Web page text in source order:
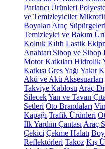
Parlatıcı Ürünleri
ve Temizleyiciler
Boyaları Araç Süpürgeleri
Temizleyici ve Bakım
Koltuk Kılıfı Lastik
Anahtarı Sibop ve Sibop
Motor Katkıları Hidrolik
Katkısı Gres Yağı Yakıt
Akü ve Akü Aksesuarları
Takviye Kablosu Araç
SilecekYan ve Tavan
Setleri Oto Brandaları
Kapağı Trafik Ürünleri
İlk Yardım Çantası Araç
Çekici Çekme Halatı
Reflektörleri Takoz Kış